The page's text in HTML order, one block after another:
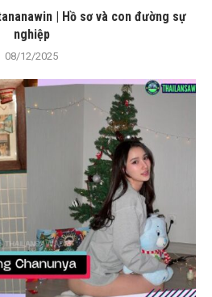
| Hồ sơ và con đường sự
nghiệp
08/12/2025